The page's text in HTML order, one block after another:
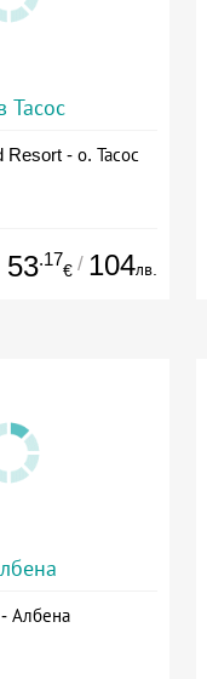
Тасос
- о. Тасос
53.17
€ / 104лв.
Албена